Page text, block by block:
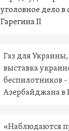
уголовное дело
Гарегина II
Газ для
выставка
беспилотников
Азербайджана в
«Наблюдаются